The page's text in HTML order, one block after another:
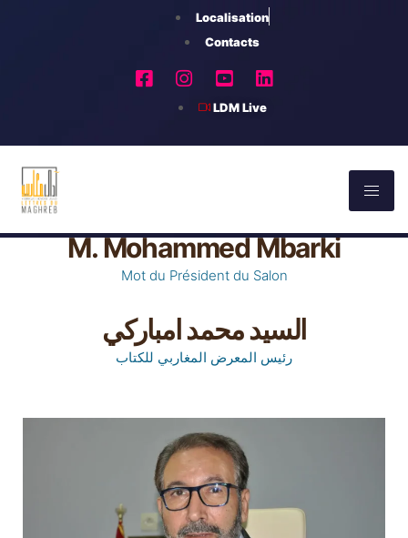
Localisation
Contacts
LDM Live
M. Mohammed Mbarki
Mot du Président du Salon
السيد محمد امباركي
رئيس المعرض المغاربي للكتاب